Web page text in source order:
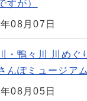
すが）
08月07日
・鴨々川 川めぐ
んぽミュージア
08月05日